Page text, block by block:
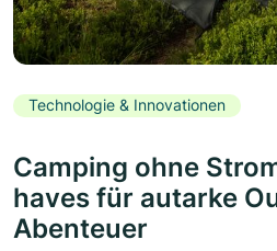
Technologie & Innovationen
Camping ohne
haves für autarke
Abenteuer